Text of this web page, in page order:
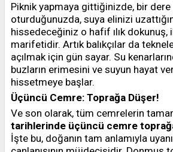
Piknik yapmaya gittiğinizde, bir dere
oturduğunuzda, suya elinizi
hissedeceğiniz o hafif ılık dokunuş,
marifetidir. Artık balıkçılar da
açılmak için gün sayar. Su
buzların erimesini ve suyun hayat
hissetmeye başlar.
Üçüncü Cemre: Toprağa Düşer!
Ve son olarak, tüm cemrelerin
tarihlerinde üçüncü cemre
İşte bu, doğanın tam anlamıyla